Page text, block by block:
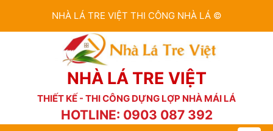
NHÀ LÁ TRE VIỆT THI CÔNG NHÀ LÁ ©
NHÀ LÁ TRE VIỆT
THIẾT KẾ - THI CÔNG DỰNG LỢP NHÀ MÁI LÁ
HOTLINE: 0903 087 392